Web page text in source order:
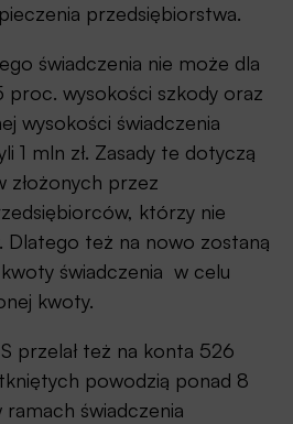
przedsiębiorstwa.
świadczenia nie może dla
wysokości szkody oraz
wysokości świadczenia
1 mln zł. Zasady te dotyczą
złożonych przez
którzy nie
Dlatego też na nowo zostaną
świadczenia w celu
kwoty.
przelał też na konta 526
powodzią ponad 8
ramach świadczenia